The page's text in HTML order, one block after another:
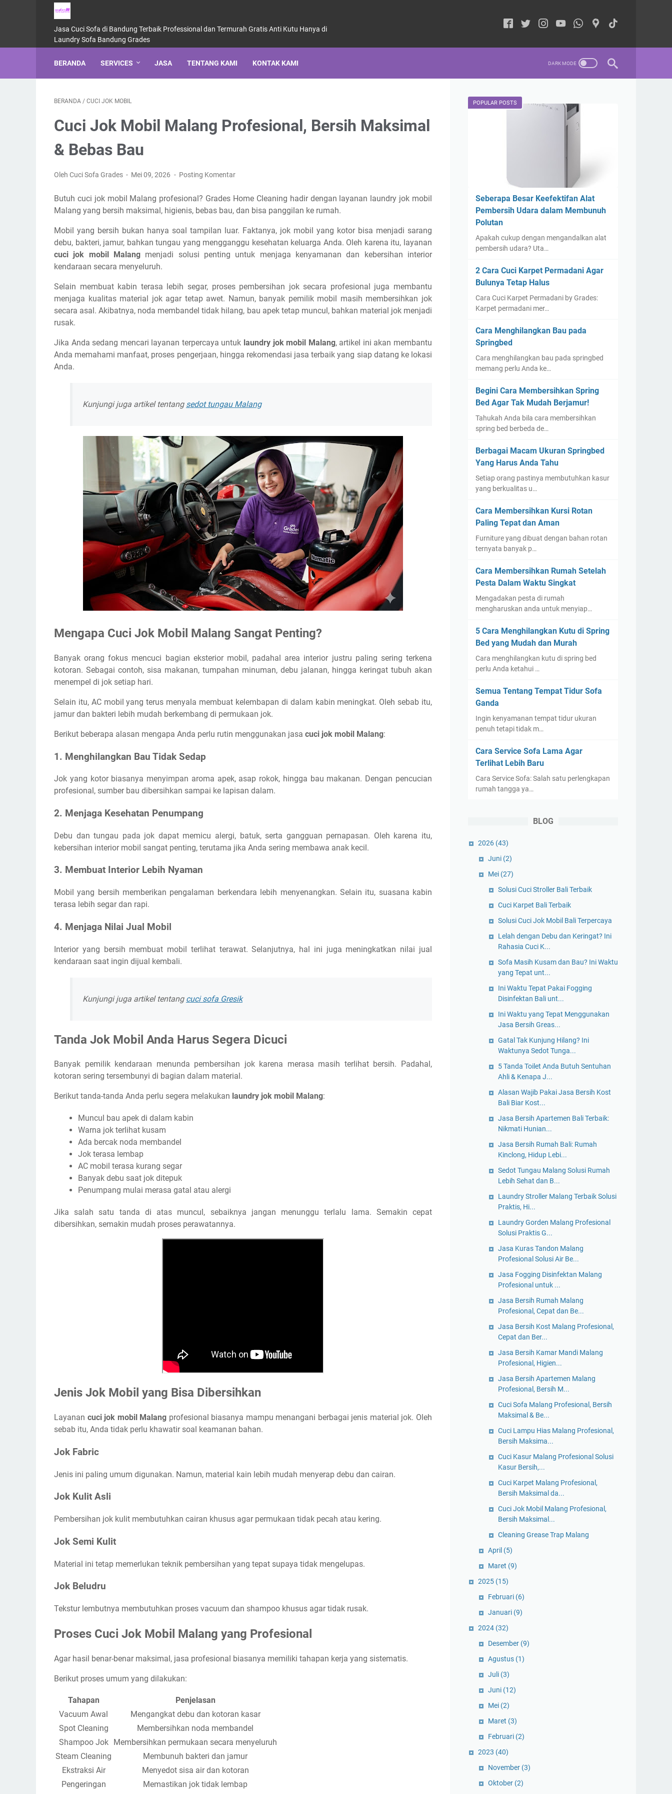
Jasa Cuci Sofa di Bandung Terbaik Professional dan Termurah Gratis Anti Kutu Hanya di
Laundry Sofa Bandung Grades
BERANDA SERVICES JASA TENTANG KAMI KONTAK KAMI
BERANDA / CUCI JOK MOBIL
Cuci Jok Mobil Malang Profesional, Bersih Maksimal
& Bebas Bau
Oleh Cuci Sofa Grades Mei 09, 2026 Posting Komentar
Butuh cuci jok mobil Malang profesional? Grades Home Cleaning hadir dengan layanan laundry jok mobil
Malang yang bersih maksimal, higienis, bebas bau, dan bisa panggilan ke rumah.
Mobil yang bersih bukan hanya soal tampilan luar. Faktanya, jok mobil yang kotor bisa menjadi sarang
debu, bakteri, jamur, bahkan tungau yang mengganggu kesehatan keluarga Anda. Oleh karena itu, layanan
cuci jok mobil Malang menjadi solusi penting untuk menjaga kenyamanan dan kebersihan interior
kendaraan secara menyeluruh.
Selain membuat kabin terasa lebih segar, proses pembersihan jok secara profesional juga membantu
menjaga kualitas material jok agar tetap awet. Namun, banyak pemilik mobil masih membersihkan jok
secara asal. Akibatnya, noda membandel tidak hilang, bau apek tetap muncul, bahkan material jok menjadi
rusak.
Jika Anda sedang mencari layanan terpercaya untuk laundry jok mobil Malang, artikel ini akan membantu
Anda memahami manfaat, proses pengerjaan, hingga rekomendasi jasa terbaik yang siap datang ke lokasi
Anda.
Kunjungi juga artikel tentang sedot tungau Malang
Mengapa Cuci Jok Mobil Malang Sangat Penting?
Banyak orang fokus mencuci bagian eksterior mobil, padahal area interior justru paling sering terkena
kotoran. Sebagai contoh, sisa makanan, tumpahan minuman, debu jalanan, hingga keringat tubuh akan
menempel di jok setiap hari.
Selain itu, AC mobil yang terus menyala membuat kelembapan di dalam kabin meningkat. Oleh sebab itu,
jamur dan bakteri lebih mudah berkembang di permukaan jok.
Berikut beberapa alasan mengapa Anda perlu rutin menggunakan jasa cuci jok mobil Malang:
1. Menghilangkan Bau Tidak Sedap
Jok yang kotor biasanya menyimpan aroma apek, asap rokok, hingga bau makanan. Dengan pencucian
profesional, sumber bau dibersihkan sampai ke lapisan dalam.
2. Menjaga Kesehatan Penumpang
Debu dan tungau pada jok dapat memicu alergi, batuk, serta gangguan pernapasan. Oleh karena itu,
kebersihan interior mobil sangat penting, terutama jika Anda sering membawa anak kecil.
3. Membuat Interior Lebih Nyaman
Mobil yang bersih memberikan pengalaman berkendara lebih menyenangkan. Selain itu, suasana kabin
terasa lebih segar dan rapi.
4. Menjaga Nilai Jual Mobil
Interior yang bersih membuat mobil terlihat terawat. Selanjutnya, hal ini juga meningkatkan nilai jual
kendaraan saat ingin dijual kembali.
Kunjungi juga artikel tentang cuci sofa Gresik
Tanda Jok Mobil Anda Harus Segera Dicuci
Banyak pemilik kendaraan menunda pembersihan jok karena merasa masih terlihat bersih. Padahal,
kotoran sering tersembunyi di bagian dalam material.
Berikut tanda-tanda Anda perlu segera melakukan laundry jok mobil Malang:
Muncul bau apek di dalam kabin
Warna jok terlihat kusam
Ada bercak noda membandel
Jok terasa lembap
AC mobil terasa kurang segar
Banyak debu saat jok ditepuk
Penumpang mulai merasa gatal atau alergi
Jika salah satu tanda di atas muncul, sebaiknya jangan menunggu terlalu lama. Semakin cepat
dibersihkan, semakin mudah proses perawatannya.
Jenis Jok Mobil yang Bisa Dibersihkan
Layanan cuci jok mobil Malang profesional biasanya mampu menangani berbagai jenis material jok. Oleh
sebab itu, Anda tidak perlu khawatir soal keamanan bahan.
Jok Fabric
Jenis ini paling umum digunakan. Namun, material kain lebih mudah menyerap debu dan cairan.
Jok Kulit Asli
Pembersihan jok kulit membutuhkan cairan khusus agar permukaan tidak pecah atau kering.
Jok Semi Kulit
Material ini tetap memerlukan teknik pembersihan yang tepat supaya tidak mengelupas.
Jok Beludru
Tekstur lembutnya membutuhkan proses vacuum dan shampoo khusus agar tidak rusak.
Proses Cuci Jok Mobil Malang yang Profesional
Agar hasil benar-benar maksimal, jasa profesional biasanya memiliki tahapan kerja yang sistematis.
Berikut proses umum yang dilakukan:
Tahapan
Penjelasan
Vacuum Awal
Mengangkat debu dan kotoran kasar
Spot Cleaning
Membersihkan noda membandel
Shampoo Jok
Membersihkan permukaan secara menyeluruh
Steam Cleaning
Membunuh bakteri dan jamur
Ekstraksi Air
Menyedot sisa air dan kotoran
Pengeringan
Memastikan jok tidak lembap
POPULAR POSTS
Seberapa Besar Keefektifan Alat
Pembersih Udara dalam Membunuh
Polutan
Apakah cukup dengan mengandalkan alat
pembersih udara? Uta…
2 Cara Cuci Karpet Permadani Agar
Bulunya Tetap Halus
Cara Cuci Karpet Permadani by Grades:
Karpet permadani mer…
Cara Menghilangkan Bau pada
Springbed
Cara menghilangkan bau pada springbed
memang perlu Anda ke…
Begini Cara Membersihkan Spring
Bed Agar Tak Mudah Berjamur!
Tahukah Anda bila cara membersihkan
spring bed berbeda de…
Berbagai Macam Ukuran Springbed
Yang Harus Anda Tahu
Setiap orang pastinya membutuhkan kasur
yang berkualitas u…
Cara Membersihkan Kursi Rotan
Paling Tepat dan Aman
Furniture yang dibuat dengan bahan rotan
ternyata banyak p…
Cara Membersihkan Rumah Setelah
Pesta Dalam Waktu Singkat
Mengadakan pesta di rumah
mengharuskan anda untuk menyiap…
5 Cara Menghilangkan Kutu di Spring
Bed yang Mudah dan Murah
Cara menghilangkan kutu di spring bed
perlu Anda ketahui …
Semua Tentang Tempat Tidur Sofa
Ganda
Ingin kenyamanan tempat tidur ukuran
penuh tetapi tidak m…
Cara Service Sofa Lama Agar
Terlihat Lebih Baru
Cara Service Sofa: Salah satu perlengkapan
rumah tangga ya…
BLOG
2026 (43)
Juni (2)
Mei (27)
Solusi Cuci Stroller Bali Terbaik
Cuci Karpet Bali Terbaik
Solusi Cuci Jok Mobil Bali Terpercaya
Lelah dengan Debu dan Keringat? Ini
Rahasia Cuci K...
Sofa Masih Kusam dan Bau? Ini Waktu
yang Tepat unt...
Ini Waktu Tepat Pakai Fogging
Disinfektan Bali unt...
Ini Waktu yang Tepat Menggunakan
Jasa Bersih Greas...
Gatal Tak Kunjung Hilang? Ini
Waktunya Sedot Tunga...
5 Tanda Toilet Anda Butuh Sentuhan
Ahli & Kenapa J...
Alasan Wajib Pakai Jasa Bersih Kost
Bali Biar Kost...
Jasa Bersih Apartemen Bali Terbaik:
Nikmati Hunian...
Jasa Bersih Rumah Bali: Rumah
Kinclong, Hidup Lebi...
Sedot Tungau Malang Solusi Rumah
Lebih Sehat dan B...
Laundry Stroller Malang Terbaik Solusi
Praktis, Hi...
Laundry Gorden Malang Profesional
Solusi Praktis G...
Jasa Kuras Tandon Malang
Profesional Solusi Air Be...
Jasa Fogging Disinfektan Malang
Profesional untuk ...
Jasa Bersih Rumah Malang
Profesional, Cepat dan Be...
Jasa Bersih Kost Malang Profesional,
Cepat dan Ber...
Jasa Bersih Kamar Mandi Malang
Profesional, Higien...
Jasa Bersih Apartemen Malang
Profesional, Bersih M...
Cuci Sofa Malang Profesional, Bersih
Maksimal & Be...
Cuci Lampu Hias Malang Profesional,
Bersih Maksima...
Cuci Kasur Malang Profesional Solusi
Kasur Bersih,...
Cuci Karpet Malang Profesional,
Bersih Maksimal da...
Cuci Jok Mobil Malang Profesional,
Bersih Maksimal...
Cleaning Grease Trap Malang
April (5)
Maret (9)
2025 (15)
Februari (6)
Januari (9)
2024 (32)
Desember (9)
Agustus (1)
Juli (3)
Juni (12)
Mei (2)
Maret (3)
Februari (2)
2023 (40)
November (3)
Oktober (2)